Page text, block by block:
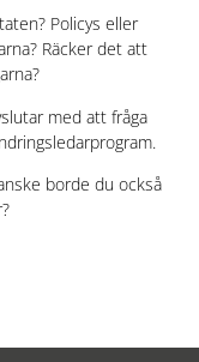
Policys eller
Räcker det att
med att fråga
borde du också